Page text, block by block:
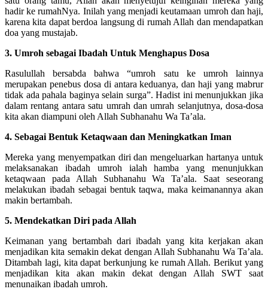
hadir ke rumahNya. Inilah yang menjadi keutamaan umroh dan haji,
karena kita dapat berdoa langsung di rumah Allah dan mendapatkan
doa yang mustajab.
3. Umroh sebagai Ibadah Untuk Menghapus Dosa
Rasulullah bersabda bahwa “umroh satu ke umroh lainnya
merupakan penebus dosa di antara keduanya, dan haji yang mabrur
tidak ada pahala baginya selain surga”. Hadist ini menunjukkan jika
dalam rentang antara satu umrah dan umrah selanjutnya, dosa-dosa
kita akan diampuni oleh Allah Subhanahu Wa Ta’ala.
4. Sebagai Bentuk Ketaqwaan dan Meningkatkan Iman
Mereka yang menyempatkan diri dan mengeluarkan hartanya untuk
melaksanakan ibadah umroh ialah hamba yang menunjukkan
ketaqwaan pada Allah Subhanahu Wa Ta’ala. Saat seseorang
melakukan ibadah sebagai bentuk taqwa, maka keimanannya akan
makin bertambah.
5. Mendekatkan Diri pada Allah
Keimanan yang bertambah dari ibadah yang kita kerjakan akan
menjadikan kita semakin dekat dengan Allah Subhanahu Wa Ta’ala.
Ditambah lagi, kita dapat berkunjung ke rumah Allah. Berikut yang
menjadikan kita akan makin dekat dengan Allah SWT saat
menunaikan ibadah umroh.